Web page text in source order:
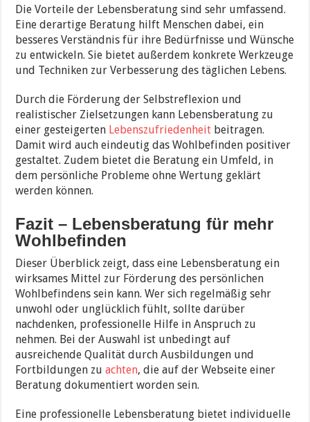
Die Vorteile der Lebensberatung sind sehr umfassend.
Eine derartige Beratung hilft Menschen dabei, ein
besseres Verständnis für ihre Bedürfnisse und Wünsche
zu entwickeln. Sie bietet außerdem konkrete Werkzeuge
und Techniken zur Verbesserung des täglichen Lebens.
Durch die Förderung der Selbstreflexion und
realistischer Zielsetzungen kann Lebensberatung zu
einer gesteigerten Lebenszufriedenheit beitragen.
Damit wird auch eindeutig das Wohlbefinden positiver
gestaltet. Zudem bietet die Beratung ein Umfeld, in
dem persönliche Probleme ohne Wertung geklärt
werden können.
Fazit – Lebensberatung für mehr
Wohlbefinden
Dieser Überblick zeigt, dass eine Lebensberatung ein
wirksames Mittel zur Förderung des persönlichen
Wohlbefindens sein kann. Wer sich regelmäßig sehr
unwohl oder unglücklich fühlt, sollte darüber
nachdenken, professionelle Hilfe in Anspruch zu
nehmen. Bei der Auswahl ist unbedingt auf
ausreichende Qualität durch Ausbildungen und
Fortbildungen zuachten, die auf der Webseite einer
Beratung dokumentiert worden sein.
Eine professionelle Lebensberatung bietet individuelle